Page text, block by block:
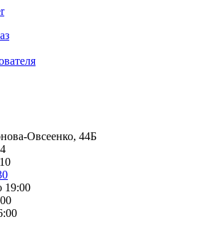
Овсеенко, 44Б
19:00